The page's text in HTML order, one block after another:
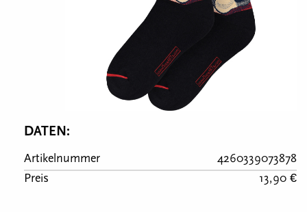
DATEN:
Artikelnummer
4260339073878
Preis
13,90 €